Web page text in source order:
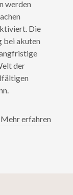
werden
Die
bei akuten
der
Mehr erfahren